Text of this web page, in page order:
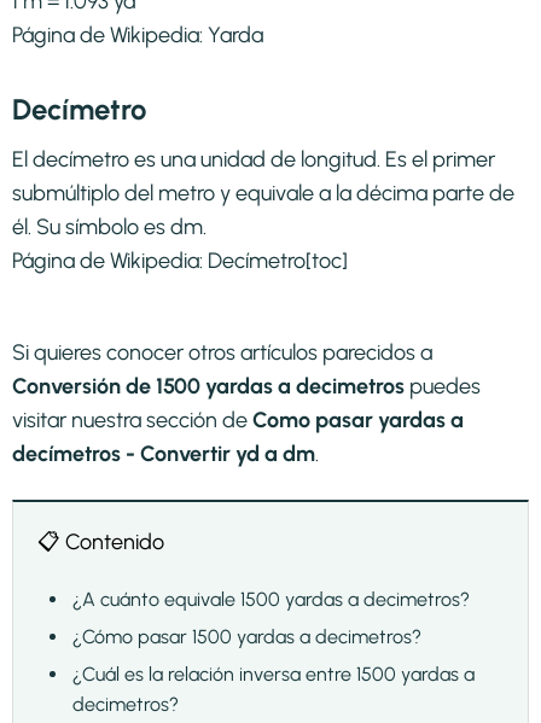
Página de Wikipedia: Yarda
Decímetro
El decímetro es una unidad de longitud. Es el primer
submúltiplo del metro y equivale a la décima parte de
él. Su símbolo es dm.
Página de Wikipedia: Decímetro[toc]
Si quieres conocer otros artículos parecidos a
Conversión de 1500 yardas a decimetros puedes
visitar nuestra sección deComo pasar yardas a
decímetros - Convertir yd a dm.
📋 Contenido
¿A cuánto equivale 1500 yardas a decimetros?
¿Cómo pasar 1500 yardas a decimetros?
¿Cuál es la relación inversa entre 1500 yardas a
decimetros?